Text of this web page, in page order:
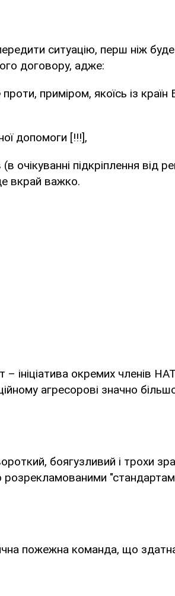
ситуацію, перш ніж
договору, адже:
приміром, якоїсь із країн
допомоги [!!!],
очікуванні підкріплення від
вкрай важко.
ініціатива окремих членів
агресорові значно
боягузливий і трохи
пожежна команда, що